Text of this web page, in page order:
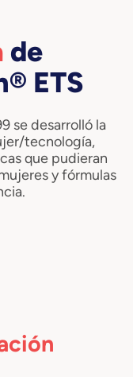
de
ETS
se desarrolló la
tecnología,
que pudieran
y fórmulas